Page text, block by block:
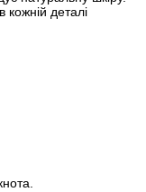
кожній деталі